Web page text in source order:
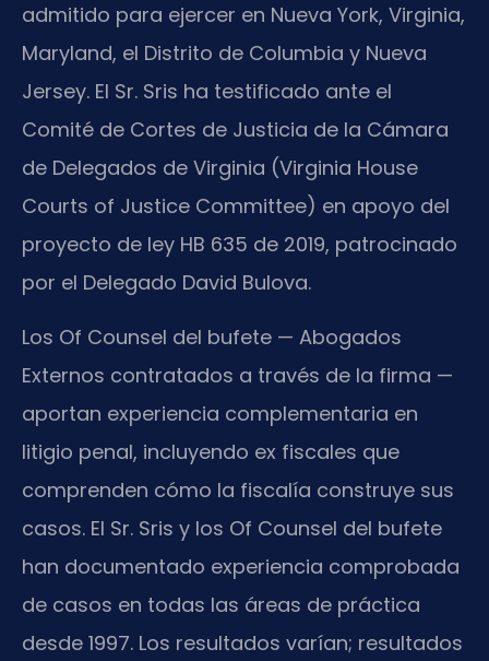
admitido para ejercer en Nueva York, Virginia,
Maryland, el Distrito de Columbia y Nueva
Jersey. El Sr. Sris ha testificado ante el
Comité de Cortes de Justicia de la Cámara
de Delegados de Virginia (Virginia House
Courts of Justice Committee) en apoyo del
proyecto de ley HB 635 de 2019, patrocinado
por el Delegado David Bulova.
Los Of Counsel del bufete — Abogados
Externos contratados a través de la firma —
aportan experiencia complementaria en
litigio penal, incluyendo ex fiscales que
comprenden cómo la fiscalía construye sus
casos. El Sr. Sris y los Of Counsel del bufete
han documentado experiencia comprobada
de casos en todas las áreas de práctica
desde 1997. Los resultados varían; resultados